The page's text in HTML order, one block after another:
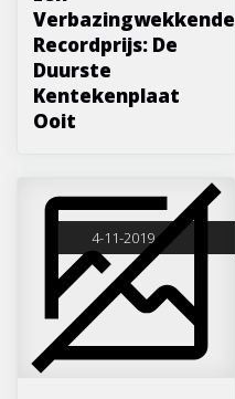
Verbazingwekkende
Recordprijs: De
Duurste
Kentekenplaat
Ooit
4-11-2019